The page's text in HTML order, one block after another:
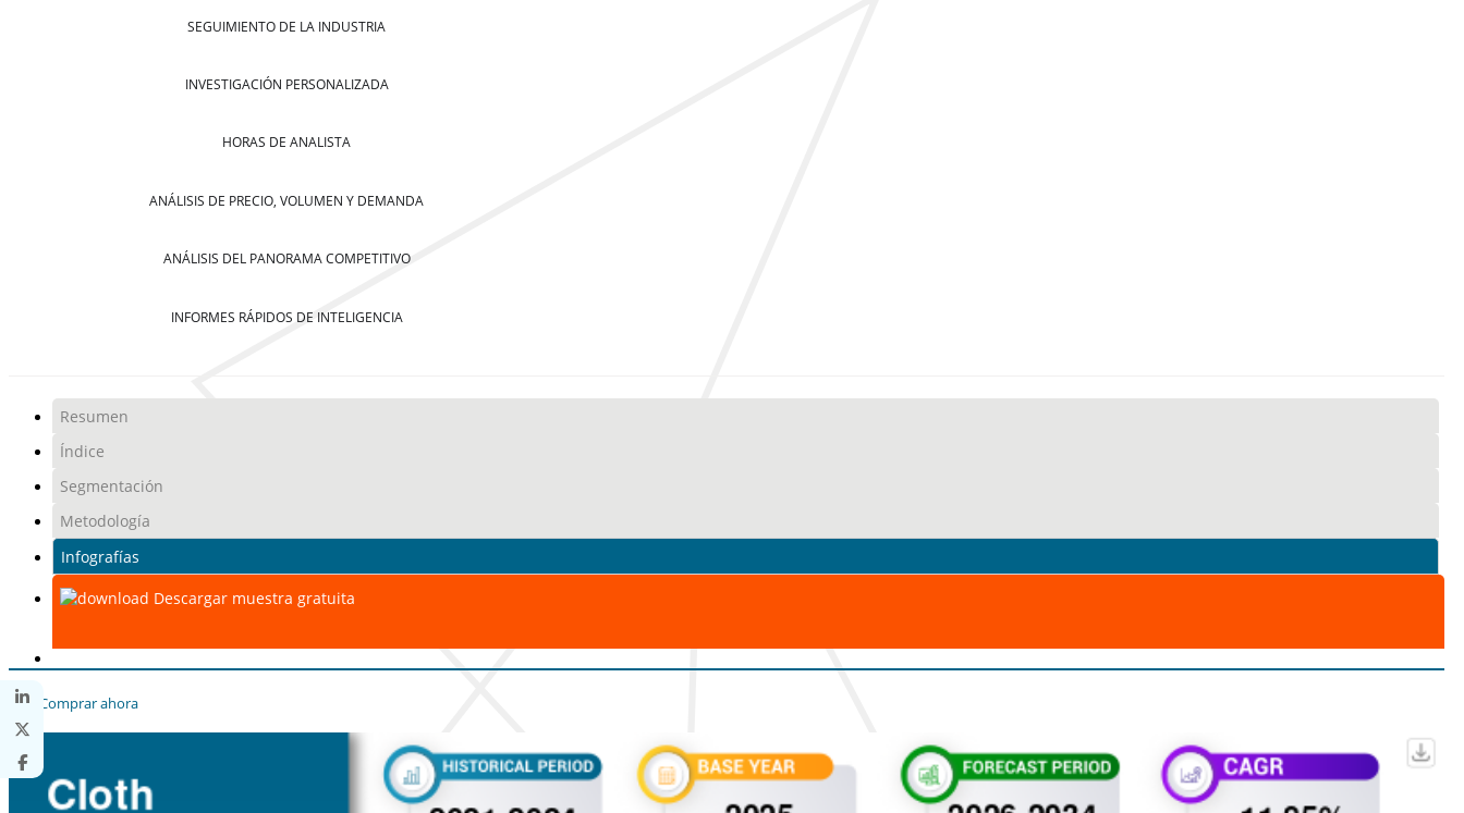
SEGUIMIENTO DE LA INDUSTRIA
INVESTIGACIÓN PERSONALIZADA
HORAS DE ANALISTA
ANÁLISIS DE PRECIO, VOLUMEN Y DEMANDA
ANÁLISIS DEL PANORAMA COMPETITIVO
INFORMES RÁPIDOS DE INTELIGENCIA
Resumen
Índice
Segmentación
Metodología
Infografías
Descargar muestra gratuita
Comprar ahora